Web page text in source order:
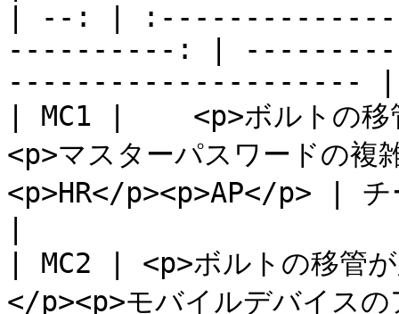
| --: |
----------: |
--------------------- |
| MC1 |    <p>ボルトの移
<p>マスターパスワード
<p>HR</p><p>AP</p> | チ
| MC2 | <p>ボルトの移管
</p><p>モバイルデバイス